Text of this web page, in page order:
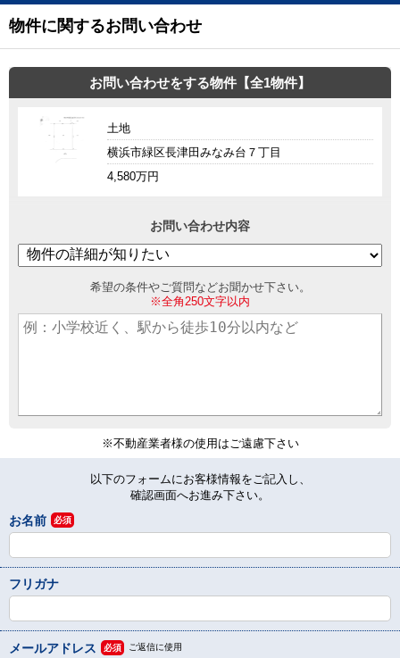
物件に関するお問い合わせ
お問い合わせをする物件【全1物件】
土地
横浜市緑区長津田みなみ台７丁目
4,580万円
お問い合わせ内容
希望の条件やご質問などお聞かせ下さい。
※全角250文字以内
※不動産業者様の使用はご遠慮下さい
以下のフォームにお客様情報をご記入し、
確認画面へお進み下さい。
お名前 必須
フリガナ
メールアドレス 必須 ご返信に使用